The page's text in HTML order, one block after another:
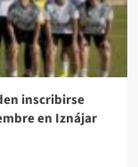
inscribirse
en Iznájar